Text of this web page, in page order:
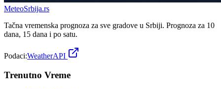
MeteoSrbija.rs
Tačna vremenska prognoza za sve gradove u Srbiji. Prognoza za 10
dana, 15 dana i po satu.
Podaci:WeatherAPI
Trenutno Vreme